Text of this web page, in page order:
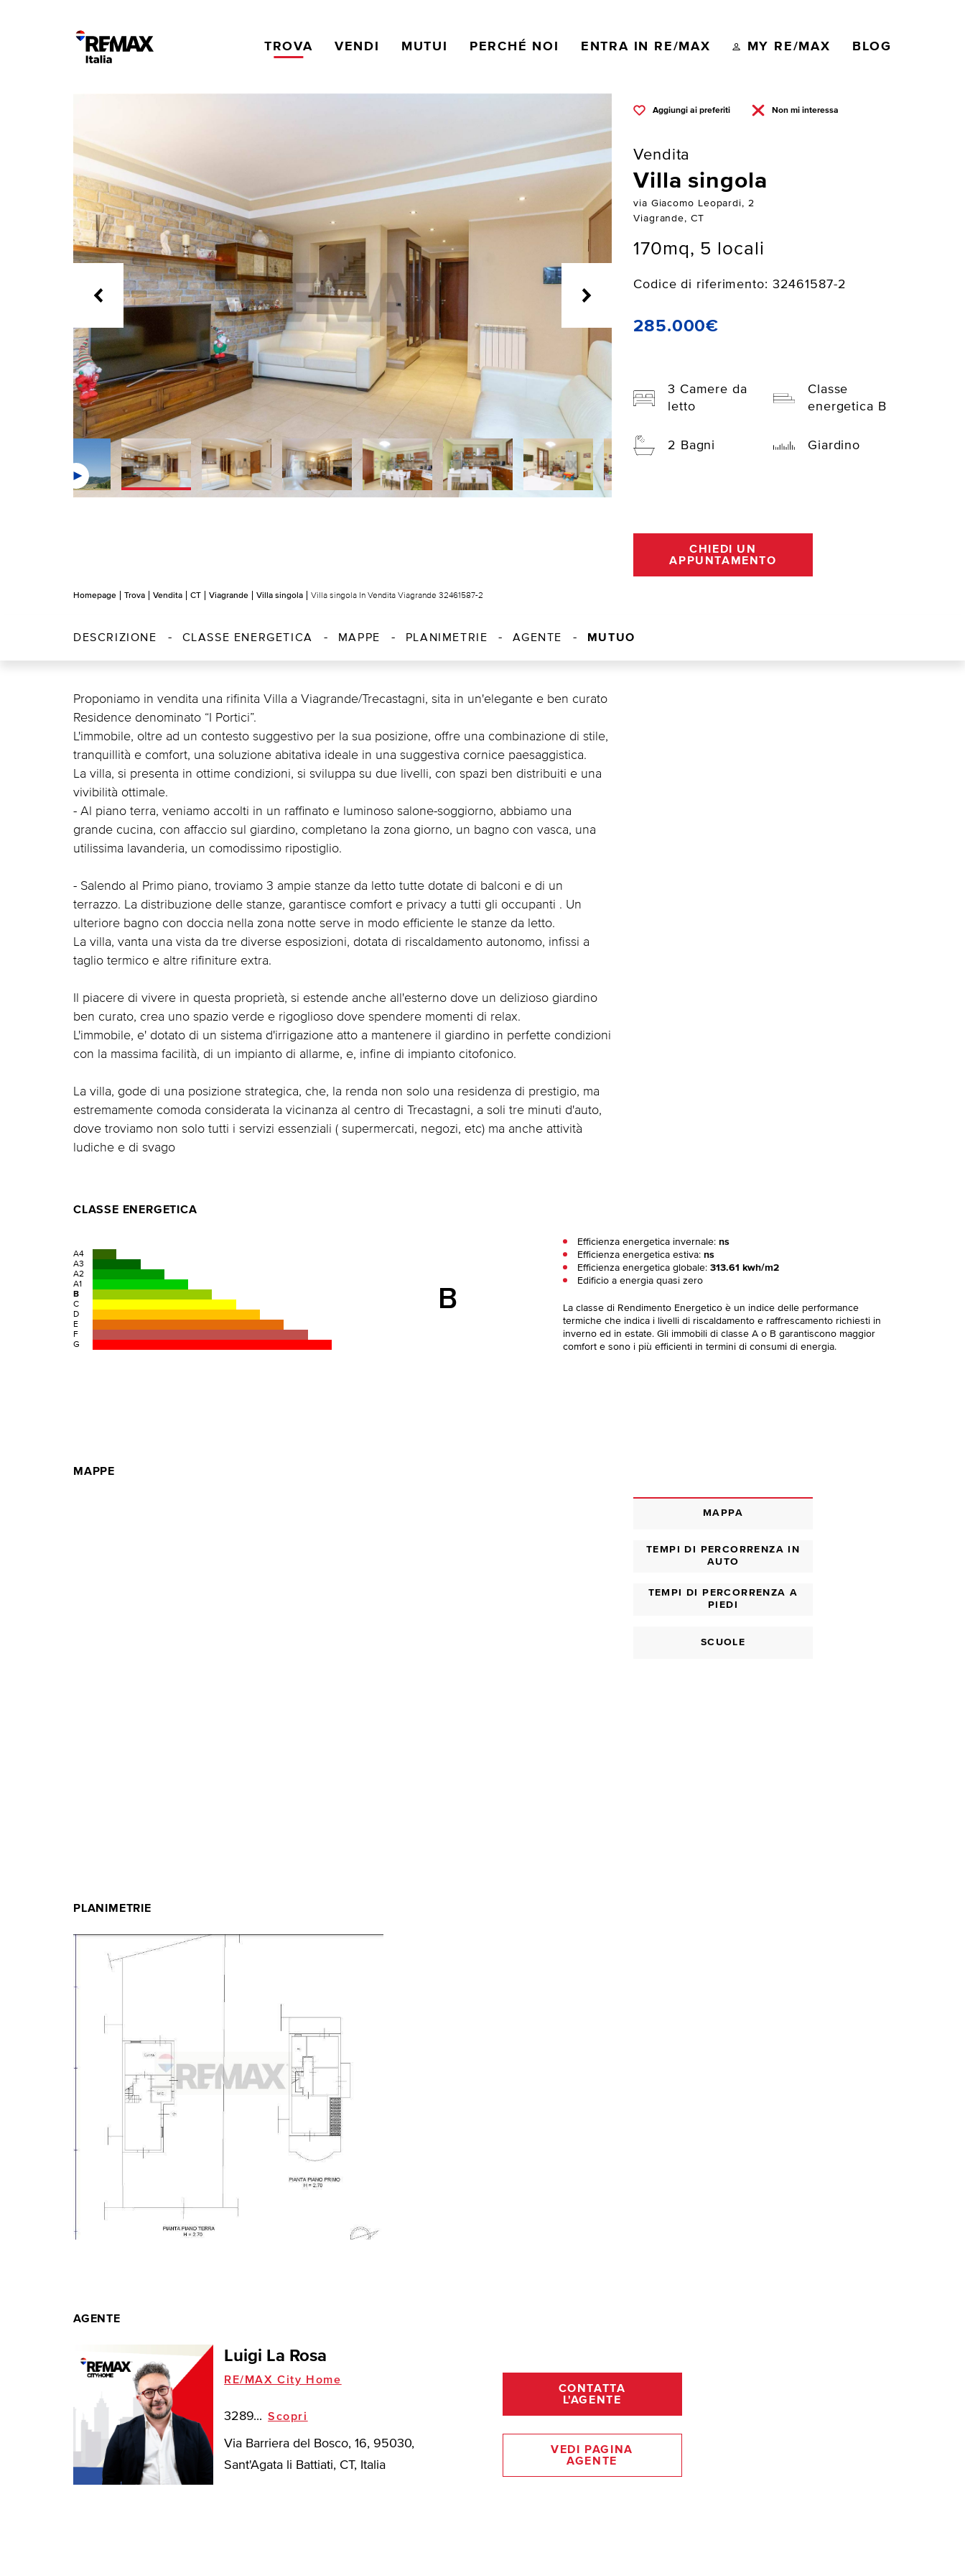
TROVA VENDI MUTUI PERCHÉ NOI ENTRA IN RE/MAX MY RE/MAX BLOG
Aggiungi ai preferiti Non mi interessa
Vendita
Villa singola
via Giacomo Leopardi, 2
Viagrande, CT
170mq, 5 locali
Codice di riferimento: 32461587-2
285.000€
3 Camere da
letto
Classe
energetica B
2 Bagni Giardino
CHIEDI UN
APPUNTAMENTO
Homepage Trova Vendita CT Viagrande Villa singola Villa singola In Vendita Viagrande 32461587-2
DESCRIZIONE CLASSE ENERGETICA MAPPE PLANIMETRIE AGENTE MUTUO
Proponiamo in vendita una rifinita Villa a Viagrande/Trecastagni, sita in un'elegante e ben curato
Residence denominato “I Portici”.
L'immobile, oltre ad un contesto suggestivo per la sua posizione, offre una combinazione di stile,
tranquillità e comfort, una soluzione abitativa ideale in una suggestiva cornice paesaggistica.
La villa, si presenta in ottime condizioni, si sviluppa su due livelli, con spazi ben distribuiti e una
vivibilità ottimale.
- Al piano terra, veniamo accolti in un raffinato e luminoso salone-soggiorno, abbiamo una
grande cucina, con affaccio sul giardino, completano la zona giorno, un bagno con vasca, una
utilissima lavanderia, un comodissimo ripostiglio.
- Salendo al Primo piano, troviamo 3 ampie stanze da letto tutte dotate di balconi e di un
terrazzo. La distribuzione delle stanze, garantisce comfort e privacy a tutti gli occupanti . Un
ulteriore bagno con doccia nella zona notte serve in modo efficiente le stanze da letto.
La villa, vanta una vista da tre diverse esposizioni, dotata di riscaldamento autonomo, infissi a
taglio termico e altre rifiniture extra.
Il piacere di vivere in questa proprietà, si estende anche all'esterno dove un delizioso giardino
ben curato, crea uno spazio verde e rigoglioso dove spendere momenti di relax.
L'immobile, e' dotato di un sistema d'irrigazione atto a mantenere il giardino in perfette condizioni
con la massima facilità, di un impianto di allarme, e, infine di impianto citofonico.
La villa, gode di una posizione strategica, che, la renda non solo una residenza di prestigio, ma
estremamente comoda considerata la vicinanza al centro di Trecastagni, a soli tre minuti d'auto,
dove troviamo non solo tutti i servizi essenziali ( supermercati, negozi, etc) ma anche attività
ludiche e di svago
CLASSE ENERGETICA
A4
A3
A2
A1
B
C
D
E
F
G
B
Efficienza energetica invernale:ns
Efficienza energetica estiva:ns
Efficienza energetica globale:313.61 kwh/m2
Edificio a energia quasi zero
La classe di Rendimento Energetico è un indice delle performance
termiche che indica i livelli di riscaldamento e raffrescamento richiesti in
inverno ed in estate. Gli immobili di classe A o B garantiscono maggior
comfort e sono i più efficienti in termini di consumi di energia.
MAPPE
MAPPA
TEMPI DI PERCORRENZA IN
AUTO
TEMPI DI PERCORRENZA A
PIEDI
SCUOLE
PLANIMETRIE
AGENTE
Luigi La Rosa
RE/MAX City Home
3289... Scopri
Via Barriera del Bosco, 16, 95030,
Sant'Agata li Battiati, CT, Italia
CONTATTA
L'AGENTE
VEDI PAGINA
AGENTE